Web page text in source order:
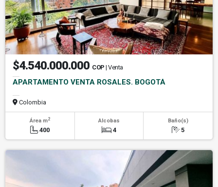
$4.540.000.000 COP | Venta
APARTAMENTO VENTA ROSALES. BOGOTÁ
Colombia
Área m2
400
Alcobas
4
Baño(s)
5